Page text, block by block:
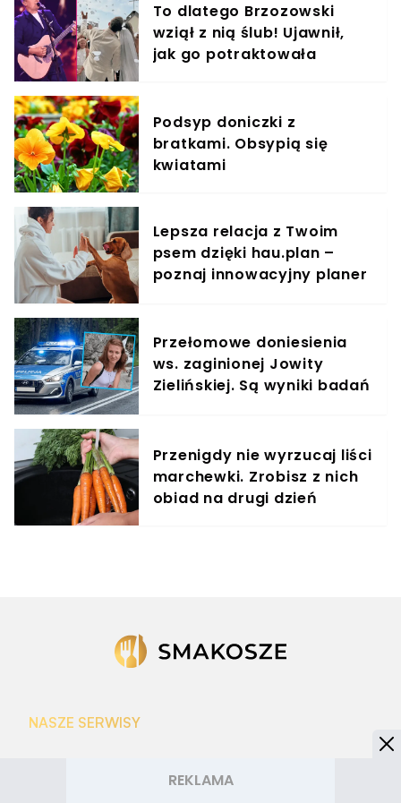
To dlatego Brzozowski
wziął z nią ślub! Ujawnił,
jak go potraktowała
Podsyp doniczki z
bratkami. Obsypią się
kwiatami
Lepsza relacja z Twoim
psem dzięki hau.plan –
poznaj innowacyjny planer
Przełomowe doniesienia
ws. zaginionej Jowity
Zielińskiej. Są wyniki badań
Przenigdy nie wyrzucaj liści
marchewki. Zrobisz z nich
obiad na drugi dzień
NASZE SERWISY
gotowanie.smakosze.pl